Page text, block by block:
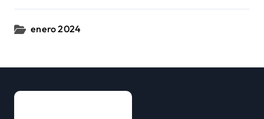
enero 2024